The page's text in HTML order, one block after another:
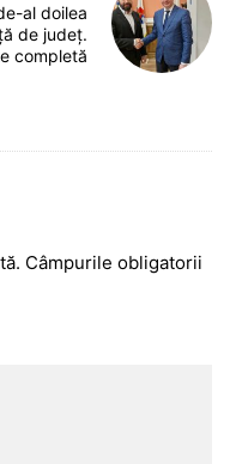
al doilea
de județ.
completă
Câmpurile obligatorii